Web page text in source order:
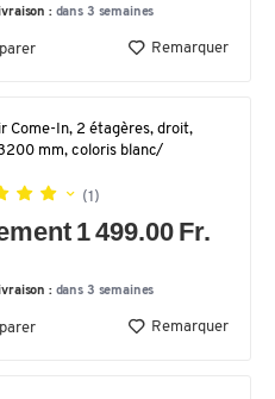
: dans 3 semaines
Remarquer
Come-In, 2 étagères, droit,
mm, coloris blanc/
(1)
1 499.00 Fr.
: dans 3 semaines
Remarquer